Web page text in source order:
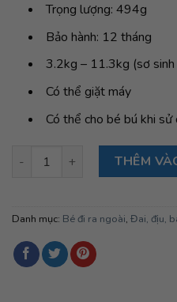
Trọng lượng: 494g
Bảo hành: 12 tháng
3.2kg – 11.3kg (sơ
Có thể giặt máy
Có thể cho bé bú khi sử
Địu sơ sinh ErgobabyTHÊM
Danh mục: Bé đi ra ngoài, Đai, địu,